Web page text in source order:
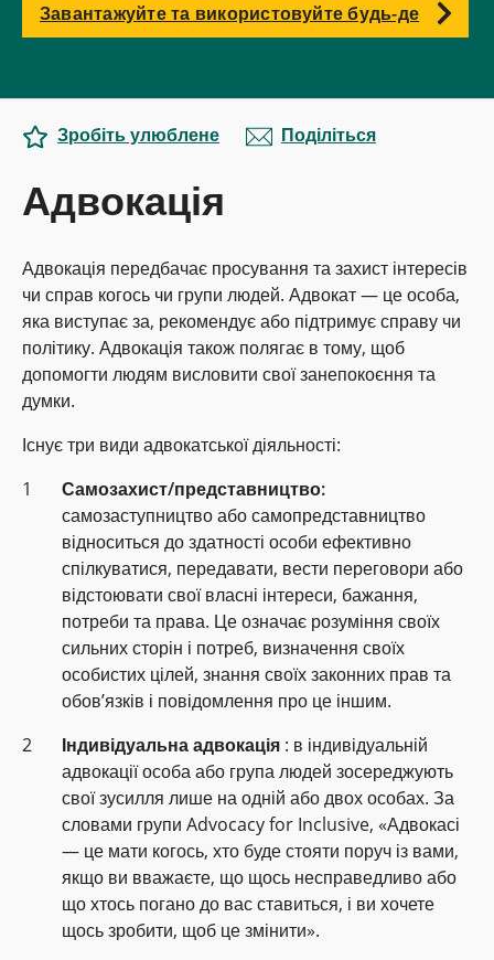
Завантажуйте та використовуйте будь-де
Адвокація
Зробіть улюблене Поділіться
Адвокація передбачає просування та захист інтересів
чи справ когось чи групи людей. Адвокат — це особа,
яка виступає за, рекомендує або підтримує справу чи
політику. Адвокація також полягає в тому, щоб
допомогти людям висловити свої занепокоєння та
думки.
Існує три види адвокатської діяльності:
Самозахист/представництво:
самозаступництво або самопредставництво
відноситься до здатності особи ефективно
спілкуватися, передавати, вести переговори або
відстоювати свої власні інтереси, бажання,
потреби та права. Це означає розуміння своїх
сильних сторін і потреб, визначення своїх
особистих цілей, знання своїх законних прав та
обов’язків і повідомлення про це іншим.
Індивідуальна адвокація : в індивідуальній
адвокації особа або група людей зосереджують
свої зусилля лише на одній або двох особах. За
словами групи Advocacy for Inclusive, «Адвокасі
— це мати когось, хто буде стояти поруч із вами,
якщо ви вважаєте, що щось несправедливо або
що хтось погано до вас ставиться, і ви хочете
щось зробити, щоб це змінити».